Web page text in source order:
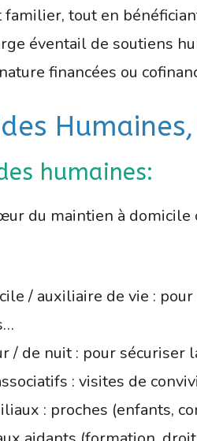
tout en
éventail de soutiens
financées ou
humaines:
du maintien à
/ auxiliaire de vie :
/ de nuit : pour sécuriser
: visites de
: proches (enfants,